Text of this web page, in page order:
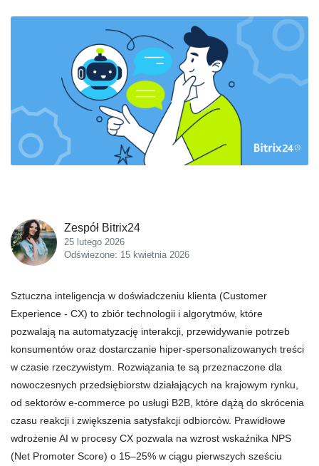
Zespół Bitrix24
25 lutego 2026
Odświezone: 15 kwietnia 2026
Sztuczna inteligencja w doświadczeniu klienta (Customer
Experience - CX) to zbiór technologii i algorytmów, które
pozwalają na automatyzację interakcji, przewidywanie potrzeb
konsumentów oraz dostarczanie hiper-spersonalizowanych treści
w czasie rzeczywistym. Rozwiązania te są przeznaczone dla
nowoczesnych przedsiębiorstw działających na krajowym rynku,
od sektorów e-commerce po usługi B2B, które dążą do skrócenia
czasu reakcji i zwiększenia satysfakcji odbiorców. Prawidłowe
wdrożenie AI w procesy CX pozwala na wzrost wskaźnika NPS
(Net Promoter Score) o 15–25% w ciągu pierwszych sześciu